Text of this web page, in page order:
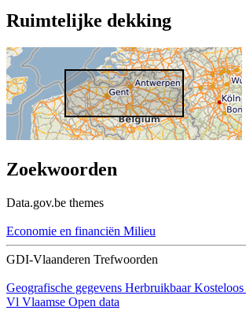
Ruimtelijke dekking
Zoekwoorden
Data.gov.be themes
Economie en financiën Milieu
GDI-Vlaanderen Trefwoorden
Geografische gegevens Herbruikbaar Kosteloos
Vl Vlaamse Open data